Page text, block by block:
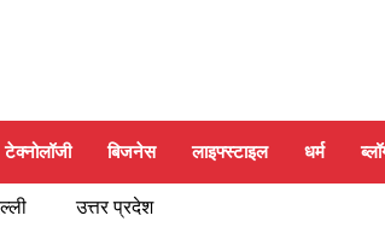
टेक्नोलॉजी बिजनेस लाइफ्स्टाइल धर्म
उत्तर प्रदेश